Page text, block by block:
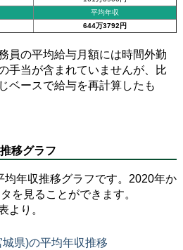
平均年収
644万3792円
員の平均給与月額には時間外勤
手当が含まれていませんが、比
ベースで給与を再計算したも
移グラフ
均年収推移グラフです。2020年か
を見ることができます。
より。
県)の平均年収推移